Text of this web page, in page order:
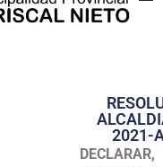
2021-
DECLARAR,